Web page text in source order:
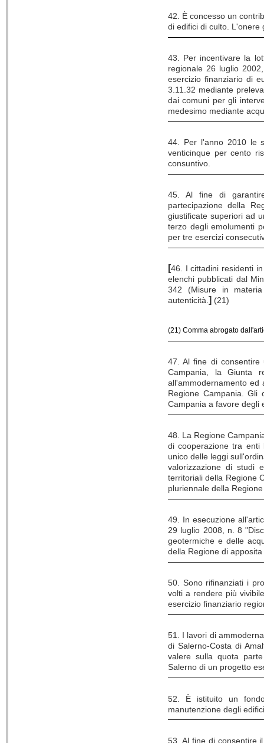
42. È concesso un
di edifici di culto. L'onere
43. Per incentivare la
regionale 26 luglio
esercizio finanziario di
3.11.32 mediante
dai comuni per gli
medesimo mediante
44. Per l'anno 2010 le
venticinque per cento
consuntivo.
45. Al fine di
partecipazione della
giustificate superiori ad
terzo degli emolumenti
per tre esercizi
[46. I cittadini residenti
elenchi pubblicati dal
342 (Misure in
autenticità. ] (21)
(21) Comma abrogato
47. Al fine di consentire
Campania, la Giunta
all'ammodernamento ed
Regione Campania.
Campania a favore degli
48. La Regione
di cooperazione tra enti
unico delle leggi
valorizzazione di studi
territoriali della Regione
pluriennale della
49. In esecuzione
29 luglio 2008, n. 8
geotermiche e delle
della Regione di
50. Sono rifinanziati i
volti a rendere più
esercizio finanziario
51. I lavori di
di Salerno-Costa di
valere sulla quota
Salerno di un progetto
52. È istituito un
manutenzione degli
53. Al fine di consentire